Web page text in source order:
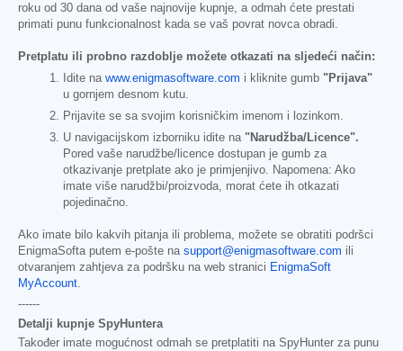
roku od 30 dana od vaše najnovije kupnje, a odmah ćete prestati
primati punu funkcionalnost kada se vaš povrat novca obradi.
Pretplatu ili probno razdoblje možete otkazati na sljedeći način:
Idite na www.enigmasoftware.com i kliknite gumb "Prijava"
u gornjem desnom kutu.
Prijavite se sa svojim korisničkim imenom i lozinkom.
U navigacijskom izborniku idite na "Narudžba/Licence".
Pored vaše narudžbe/licence dostupan je gumb za
otkazivanje pretplate ako je primjenjivo. Napomena: Ako
imate više narudžbi/proizvoda, morat ćete ih otkazati
pojedinačno.
Ako imate bilo kakvih pitanja ili problema, možete se obratiti podršci
EnigmaSofta putem e-pošte na support@enigmasoftware.com ili
otvaranjem zahtjeva za podršku na web stranici EnigmaSoft
MyAccount.
------
Detalji kupnje SpyHuntera
Također imate mogućnost odmah se pretplatiti na SpyHunter za punu